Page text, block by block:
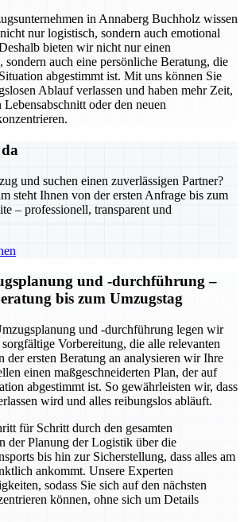
in Annaberg Buchholz wissen
nur logistisch, sondern auch emotional
bieten wir nicht nur einen
sondern auch eine persönliche Beratung, die
abgestimmt ist. Mit uns können Sie
Ablauf verlassen und haben mehr Zeit,
oder den neuen
und suchen einen zuverlässigen Partner?
steht Ihnen von der ersten Anfrage bis zum
– professionell, transparent und
und -durchführung –
bis zum Umzugstag
und -durchführung legen wir
Vorbereitung, die alle relevanten
der ersten Beratung an analysieren wir Ihre
einen maßgeschneiderten Plan, der auf
abgestimmt ist. So gewährleisten wir, dass
wird und alles reibungslos abläuft.
für Schritt durch den gesamten
der Planung der Logistik über die
bis hin zur Sicherstellung, dass alles am
ankommt. Unsere Experten
sodass Sie sich auf den nächsten
können, ohne sich um Details